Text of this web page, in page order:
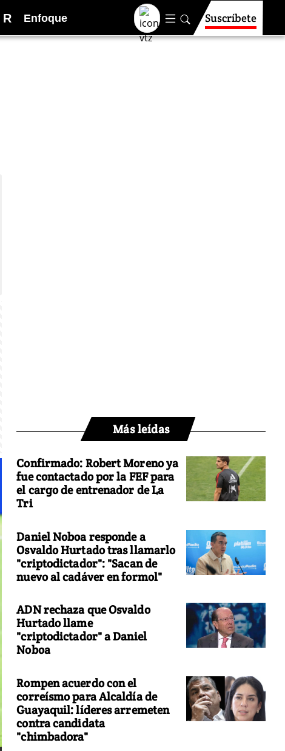
R Enfoque Suscríbete
Más leídas
Confirmado: Robert Moreno ya
fue contactado por la FEF para
el cargo de entrenador de La
Tri
Daniel Noboa responde a
Osvaldo Hurtado tras llamarlo
"criptodictador": "Sacan de
nuevo al cadáver en formol"
ADN rechaza que Osvaldo
Hurtado llame
"criptodictador" a Daniel
Noboa
Rompen acuerdo con el
correísmo para Alcaldía de
Guayaquil: líderes arremeten
contra candidata
"chimbadora"